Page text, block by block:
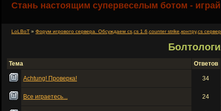
Стань настоящим супервеселым ботом -
LoLBoT » Форум игрового сервера. Обсуждаем cs,cs 1.6,counter strike,контру,cs
Тема Ответов
Achtung! Проверка! 34
Все играетесь... 24